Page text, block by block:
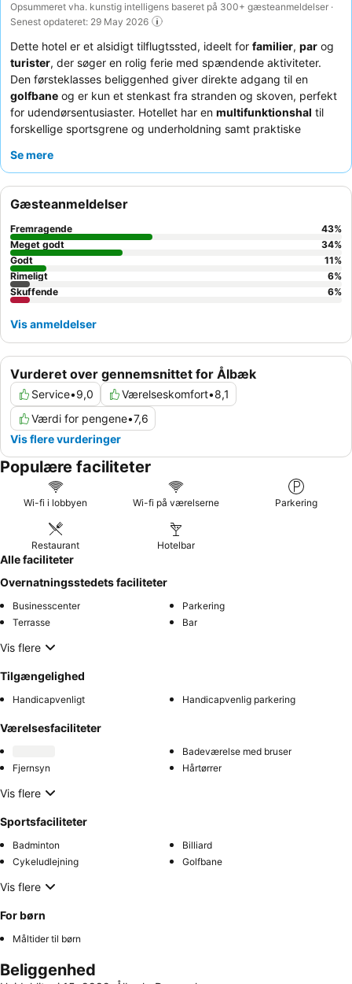
Opsummeret vha. kunstig intelligens baseret på 300+ gæsteanmeldelser ·
Senest opdateret: 29 May 2026
Dette hotel er et alsidigt tilflugtssted, ideelt for familier, par og
turister, der søger en rolig ferie med spændende aktiviteter.
Den førsteklasses beliggenhed giver direkte adgang til en
golfbane og er kun et stenkast fra stranden og skoven, perfekt
for udendørsentusiaster. Hotellet har en multifunktionshal til
forskellige sportsgrene og underholdning samt praktiske
usædvanligt venlige personale og den fremragende
et værelse med privat terrasse, selvom nogle kan tilbyde mindre
privatliv.
Se mere
Vurderet over gennemsnittet for Ålbæk
Service•9,0 Værelseskomfort•8,1
Værdi for pengene•7,6
Vis flere vurderinger
Gæsteanmeldelser
Fremragende 43%
Meget godt
34%
Godt
11%
Rimeligt
6%
Skuffende
6%
Vis anmeldelser
Populære faciliteter
Wi-fi i lobbyen Wi-fi på værelserne Parkering
Restaurant Hotelbar
Alle faciliteter
Overnatningsstedets faciliteter
Businesscenter
Parkering
Terrasse
Bar
Vis flere
Tilgængelighed
Handicapvenligt Handicapvenlig parkering
Værelsesfaciliteter
Badeværelse med bruser
Fjernsyn
Hårtørrer
Vis flere
Sportsfaciliteter
Badminton
Billiard
Cykeludlejning
Golfbane
Vis flere
For børn
Måltider til børn
Beliggenhed